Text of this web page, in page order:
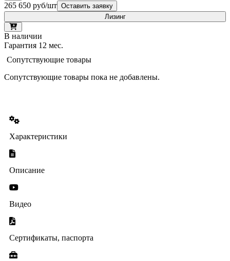
265 650 руб/шт Оставить заявку
Лизинг
В наличии
Гарантия 12 мес.
Сопутствующие товары
Сопутствующие товары пока не добавлены.
Характеристики
Описание
Видео
Сертификаты, паспорта